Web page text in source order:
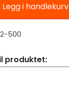
Legg i handlekurv
500
produktet: